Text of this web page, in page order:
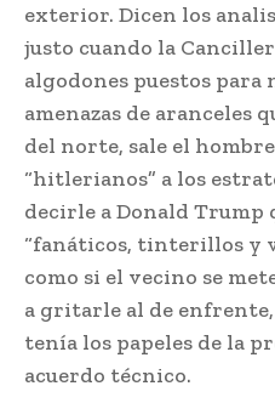
exterior. Dicen los
justo cuando la
algodones puestos para
amenazas de aranceles
del norte, sale el
“hitlerianos” a los
decirle a Donald Trump
“fanáticos, tinterillos y
como si el vecino se
a gritarle al de
tenía los papeles de la
acuerdo técnico.